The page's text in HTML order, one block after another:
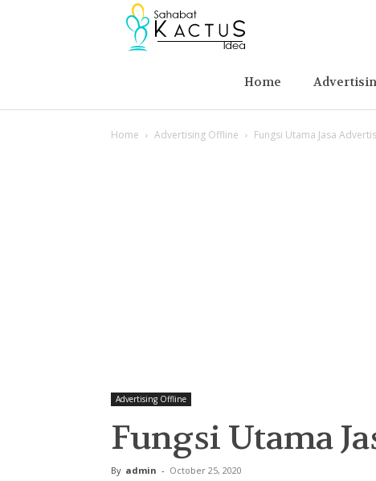
Advertising
Home
Home Advertising Offline Fungsi Utama Jasa
Advertising Offline
Fungsi Utama
By admin - October 25, 2020